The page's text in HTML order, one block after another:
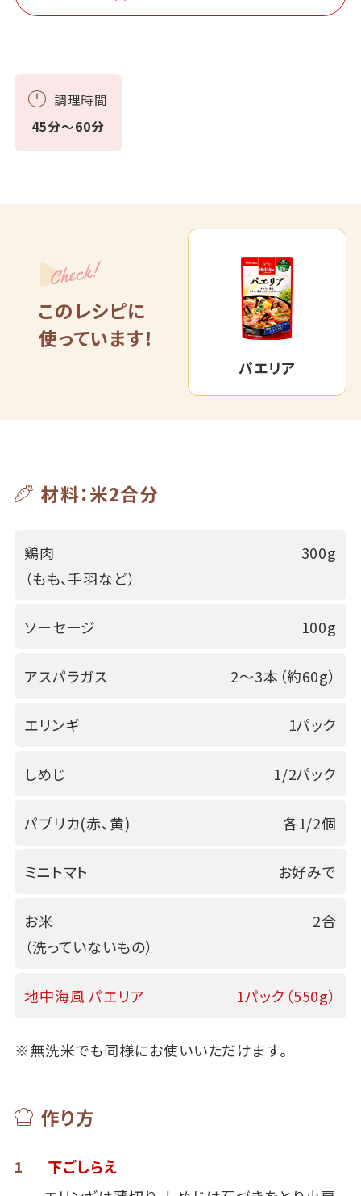
調理時間
45分～60分
Check!
このレシピに
使っています！
パエリア
材料：米2合分
鶏肉
（もも、手羽など）
300g
ソーセージ 100g
アスパラガス 2～3本（約60g）
エリンギ 1パック
しめじ 1/2パック
パプリカ(赤、黄) 各1/2個
ミニトマト お好みで
お米
（洗っていないもの）
2合
地中海風 パエリア 1パック（550g）
※無洗米でも同様にお使いいただけます。
作り方
1
下ごしらえ